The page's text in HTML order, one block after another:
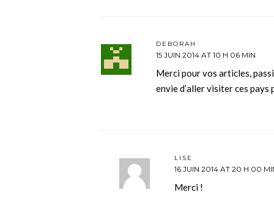
DEBORAH
15 JUIN 2014 AT 10 H 06 MIN
Merci pour vos articles,
envie d’aller visiter ces
LISE
16 JUIN 2014 AT 20 H 00
Merci !